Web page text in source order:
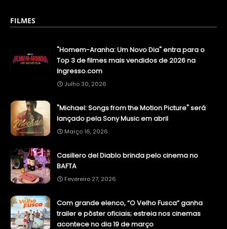
FILMES
"Homem-Aranha: Um Novo Dia" entra para o
Top 3 de filmes mais vendidos de 2026 na
Ingresso.com
Julho 30, 2026
"Michael: Songs from the Motion Picture" será
lançado pela Sony Music em abril
Março 16, 2026
Casillero del Diablo brinda pelo cinema no
BAFTA
Fevereiro 27, 2026
Com grande elenco, “O Velho Fusca” ganha
trailer e pôster oficiais; estreia nos cinemas
acontece no dia 19 de março